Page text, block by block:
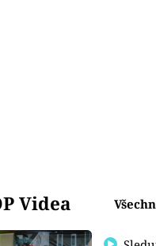
Videa